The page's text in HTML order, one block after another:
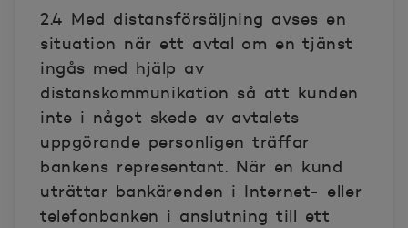
2.4 Med distansförsäljning avses en
situation när ett avtal om en tjänst
ingås med hjälp av
distanskommunikation så att kunden
inte i något skede av avtalets
uppgörande personligen träffar
bankens representant. När en kund
uträttar bankärenden i Internet- eller
telefonbanken i anslutning till ett